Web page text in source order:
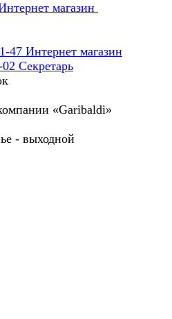
магазин
47 Интернет магазин
Секретарь
«Garibaldi»
- выходной